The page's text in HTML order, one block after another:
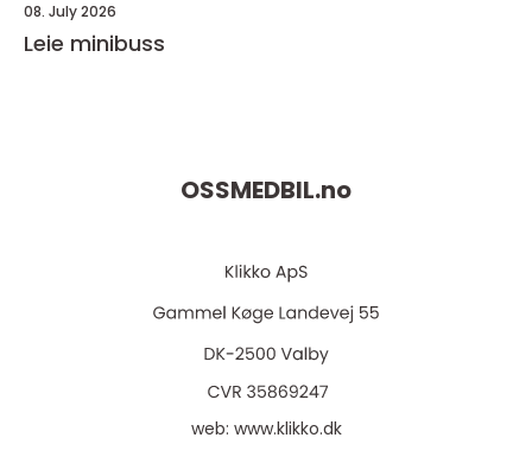
08. July 2026
Leie minibuss
OSSMEDBIL.no
web: www.klikko.dk